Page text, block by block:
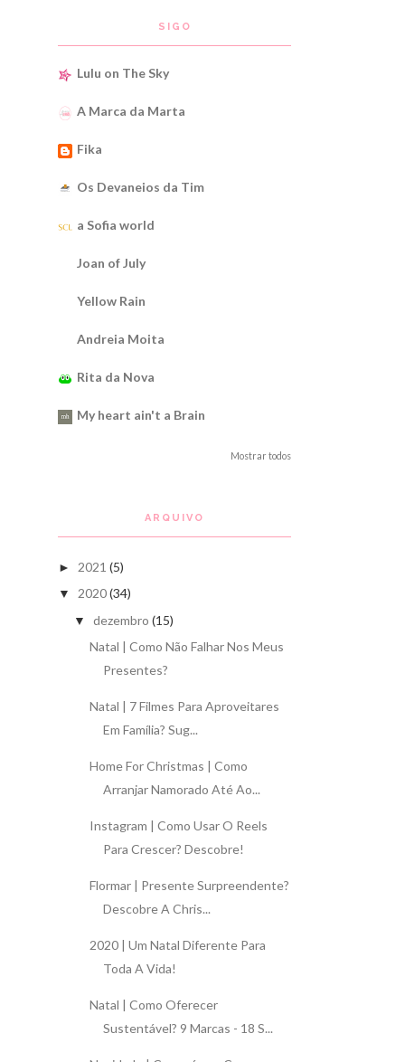
SIGO
Lulu on The Sky
A Marca da Marta
Fika
Os Devaneios da Tim
a Sofia world
Joan of July
Yellow Rain
Andreia Moita
Rita da Nova
My heart ain't a Brain
Mostrar todos
ARQUIVO
► 2021 (5)
▼ 2020(34)
▼ dezembro (15)
Natal | Como Não Falhar Nos Meus
Presentes?
Natal | 7 Filmes Para Aproveitares
Em Família? Sug...
Home For Christmas | Como
Arranjar Namorado Até Ao...
Instagram | Como Usar O Reels
Para Crescer? Descobre!
Flormar | Presente Surpreendente?
Descobre A Chris...
2020 | Um Natal Diferente Para
Toda A Vida!
Natal | Como Oferecer
Sustentável? 9 Marcas - 18 S...